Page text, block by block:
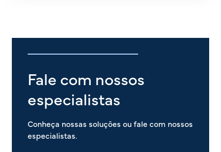
Fale com nossos
especialistas
Conheça nossas soluções ou fale com nossos
especialistas.